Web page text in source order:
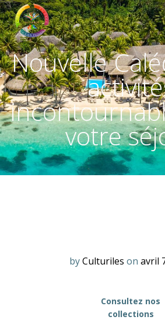
Nouvelle
votre
byCulturiles on avril
Consultez nos
collections